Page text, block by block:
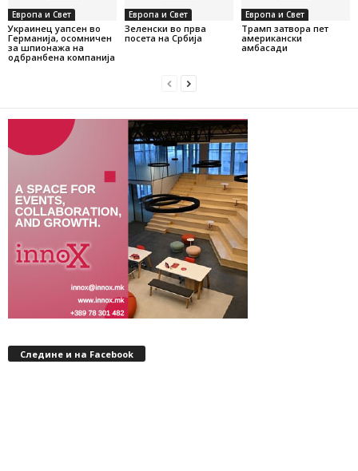
Европа и Свет
Украинец уапсен во
Германија, осомничен
за шпионажа на
одбранбена компанија
Европа и Свет
Зеленски во прва
посета на Србија
Европа и Свет
Трамп затвора пет
американски
амбасади
Следине и на Facebook